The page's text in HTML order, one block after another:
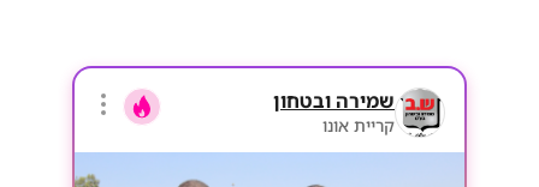
שמירה ובטחון
קריית אונו